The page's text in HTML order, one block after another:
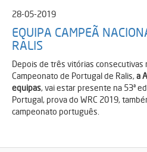
28-05-2019
EQUIPA CAMPEÃ
RALIS
Depois de três vitórias consecutivas
Campeonato de Portugal de Ralis,a
equipas, vai estar presente na 53ª
Portugal, prova do WRC 2019,
campeonato português.